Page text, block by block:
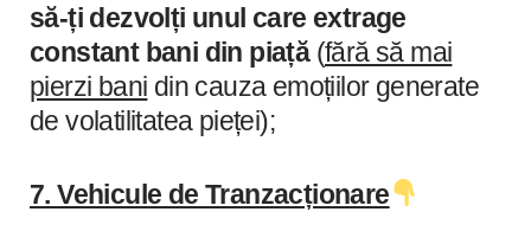
să-ți dezvolți unul care extrage
constant bani din piață(fără să mai
pierzi bani din cauza emoțiilor generate
de volatilitatea pieței);
7. Vehicule de Tranzacționare